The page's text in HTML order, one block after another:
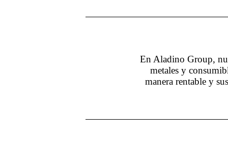
En Aladino Group,
metales y
manera rentable y